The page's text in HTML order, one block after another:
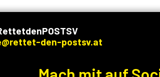
den-postsv.at